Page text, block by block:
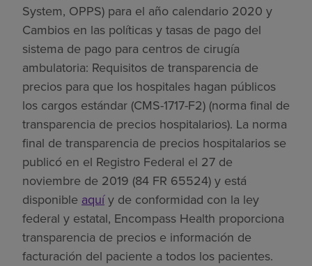
System, OPPS) para el año calendario 2020 y
Cambios en las políticas y tasas de pago del
sistema de pago para centros de cirugía
ambulatoria: Requisitos de transparencia de
precios para que los hospitales hagan públicos
los cargos estándar (CMS-1717-F2) (norma final de
transparencia de precios hospitalarios). La norma
final de transparencia de precios hospitalarios se
publicó en el Registro Federal el 27 de
noviembre de 2019 (84 FR 65524) y está
disponible aquíy de conformidad con la ley
federal y estatal, Encompass Health proporciona
transparencia de precios e información de
facturación del paciente a todos los pacientes.